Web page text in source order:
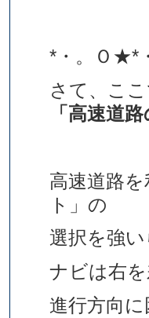
*・。Ｏ★*
さて、こ
「高速道
高速道路
ト」の
選択を強
ナビは右
進行方向